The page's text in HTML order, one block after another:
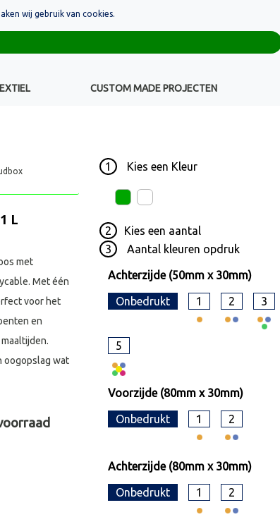
+32(0)16 43 54 19
CUSTOM MADE PROJECTEN
1 Kies een Kleur
2 Kies een aantal
3
Aantal kleuren opdruk
Achterzijde (50mm x 30mm)
Onbedrukt 1 2 3
5
Voorzijde (80mm x 30mm)
Onbedrukt 1 2
Achterzijde (80mm x 30mm)
Onbedrukt 1 2
L
met
Met één
voor het
en
oogopslag wat
wij gebruik van cookies.